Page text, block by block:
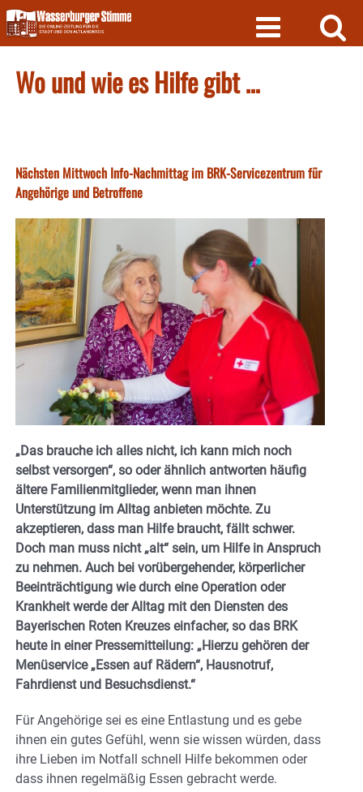
Skip
to
content
Wo und wie es Hilfe gibt …
Nächsten Mittwoch Info-Nachmittag im BRK-Servicezentrum für
Angehörige und Betroffene
„Das brauche ich alles nicht, ich kann mich noch
selbst versorgen“, so oder ähnlich antworten häufig
ältere Familienmitglieder, wenn man ihnen
Unterstützung im Alltag anbieten möchte. Zu
akzeptieren, dass man Hilfe braucht, fällt schwer.
Doch man muss nicht „alt“ sein, um Hilfe in Anspruch
zu nehmen. Auch bei vorübergehender, körperlicher
Beeinträchtigung wie durch eine Operation oder
Krankheit werde der Alltag mit den Diensten des
Bayerischen Roten Kreuzes einfacher, so das BRK
heute in einer Pressemitteilung: „Hierzu gehören der
Menüservice „Essen auf Rädern“, Hausnotruf,
Fahrdienst und Besuchsdienst.“
Für Angehörige sei es eine Entlastung und es gebe
ihnen ein gutes Gefühl, wenn sie wissen würden, dass
ihre Lieben im Notfall schnell Hilfe bekommen oder
dass ihnen regelmäßig Essen gebracht werde.